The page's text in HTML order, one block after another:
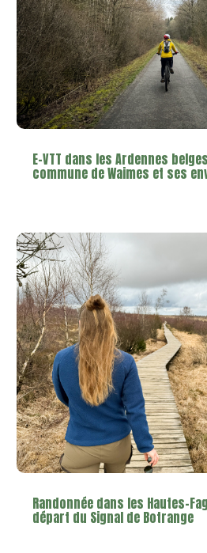
E-VTT dans les Ardennes
commune de Waimes et ses
Randonnée dans les Hautes-
départ du Signal de Botrange